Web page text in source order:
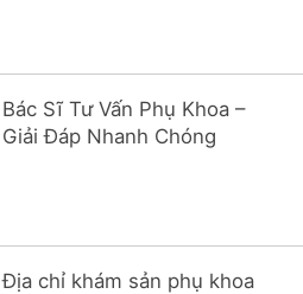
Bác Sĩ Tư Vấn Phụ Khoa –
Giải Đáp Nhanh Chóng
Địa chỉ khám sản phụ khoa